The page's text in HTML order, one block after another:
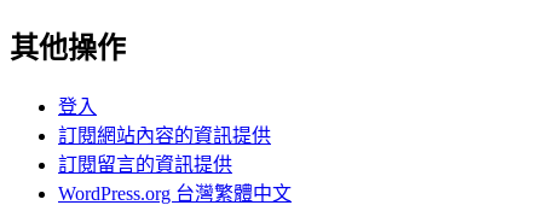
其他操作
登入
訂閱網站內容的資訊提供
訂閱留言的資訊提供
WordPress.org 台灣繁體中文